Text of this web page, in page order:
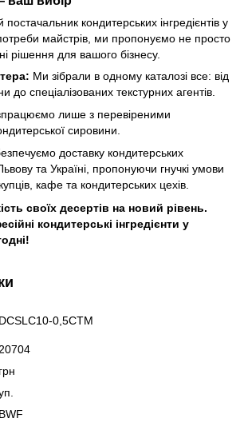
кондитерських інгредієнтів у
майстрів, ми пропонуємо не просто
рішення для вашого бізнесу.
Ми зібрали в одному каталозі все: від
до спеціалізованих текстурних агентів.
лише з перевіреними
сировини.
доставку кондитерських
та Україні, пропонуючи гнучкі умови
кафе та кондитерських цехів.
своїх десертів на новий рівень.
кондитерські інгредієнти у
DCSLC10-0,5СТМ
20704
грн
BWF